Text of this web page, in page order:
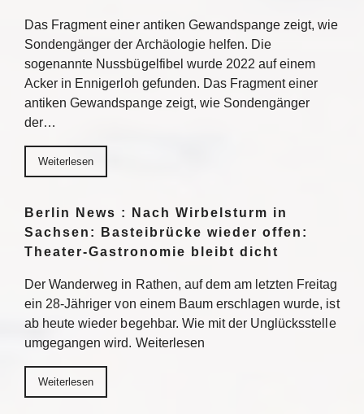
Das Fragment einer antiken Gewandspange zeigt, wie
Sondengänger der Archäologie helfen. Die
sogenannte Nussbügelfibel wurde 2022 auf einem
Acker in Ennigerloh gefunden. Das Fragment einer
antiken Gewandspange zeigt, wie Sondengänger
der…
Weiterlesen
Berlin News : Nach Wirbelsturm in
Sachsen: Basteibrücke wieder offen:
Theater-Gastronomie bleibt dicht
Der Wanderweg in Rathen, auf dem am letzten Freitag
ein 28-Jähriger von einem Baum erschlagen wurde, ist
ab heute wieder begehbar. Wie mit der Unglücksstelle
umgegangen wird. Weiterlesen
Weiterlesen